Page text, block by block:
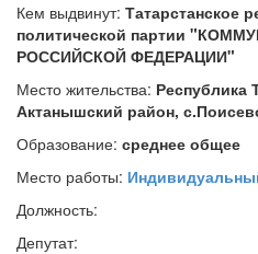
Кем выдвинут: Татарстанское
политической партии
РОССИЙСКОЙ ФЕДЕРАЦИИ"
Место жительства: Республика
Актанышский район,
Образование: среднее общее
Место работы:
Должность:
Депутат: